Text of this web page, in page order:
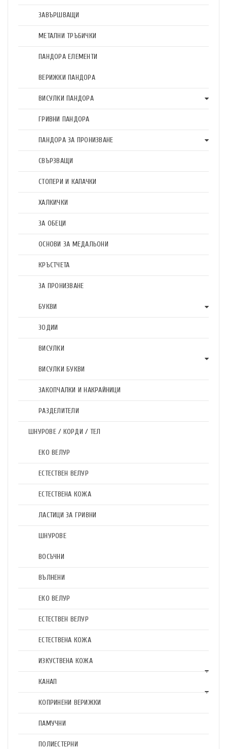
ЗАВЪРШВАЩИ
МЕТАЛНИ ТРЪБИЧКИ
ПАНДОРА ЕЛЕМЕНТИ
ВЕРИЖКИ ПАНДОРА
ВИСУЛКИ ПАНДОРА
ГРИВНИ ПАНДОРА
ПАНДОРА ЗА ПРОНИЗВАНЕ
СВЪРЗВАЩИ
СТОПЕРИ И КАПАЧКИ
ХАЛКИЧКИ
ЗА ОБЕЦИ
ОСНОВИ ЗА МЕДАЛЬОНИ
КРЪСТЧЕТА
ЗА ПРОНИЗВАНЕ
БУКВИ
ЗОДИИ
ВИСУЛКИ
ВИСУЛКИ БУКВИ
ЗАКОПЧАЛКИ И НАКРАЙНИЦИ
РАЗДЕЛИТЕЛИ
ШНУРОВЕ / КОРДИ / ТЕЛ
ЕКО ВЕЛУР
ЕСТЕСТВЕН ВЕЛУР
ЕСТЕСТВЕНА КОЖА
ЛАСТИЦИ ЗА ГРИВНИ
ШНУРОВЕ
ВОСЪЧНИ
ВЪЛНЕНИ
ЕКО ВЕЛУР
ЕСТЕСТВЕН ВЕЛУР
ЕСТЕСТВЕНА КОЖА
ИЗКУСТВЕНА КОЖА
КАНАП
КОПРИНЕНИ ВЕРИЖКИ
ПАМУЧНИ
ПОЛИЕСТЕРНИ